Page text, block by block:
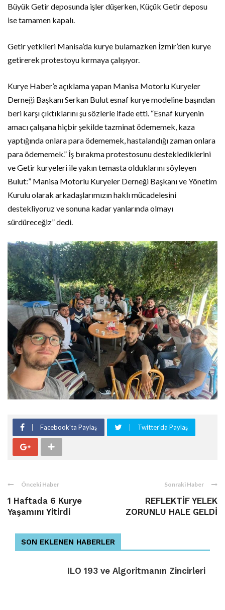
Büyük Getir deposunda işler düşerken, Küçük Getir deposu
ise tamamen kapalı.
Getir yetkileri Manisa’da kurye bulamazken İzmir’den kurye
getirerek protestoyu kırmaya çalışıyor.
Kurye Haber’e açıklama yapan Manisa Motorlu Kuryeler
Derneği Başkanı Serkan Bulut esnaf kurye modeline başından
beri karşı çıktıklarını şu sözlerle ifade etti. “Esnaf kuryenin
amacı çalışana hiçbir şekilde tazminat ödememek, kaza
yaptığında onlara para ödememek, hastalandığı zaman onlara
para ödememek.” İş bırakma protestosunu desteklediklerini
ve Getir kuryeleri ile yakın temasta olduklarını söyleyen
Bulut:” Manisa Motorlu Kuryeler Derneği Başkanı ve Yönetim
Kurulu olarak arkadaşlarımızın haklı mücadelesini
destekliyoruz ve sonuna kadar yanlarında olmayı
sürdüreceğiz” dedi.
Facebook'ta Paylaş Twitter'da Paylaş
Önceki Haber
1 Haftada 6 Kurye
Yaşamını Yitirdi
Sonraki Haber
REFLEKTİF YELEK
ZORUNLU HALE GELDİ
SON EKLENEN HABERLER
ILO 193 ve Algoritmanın Zincirleri